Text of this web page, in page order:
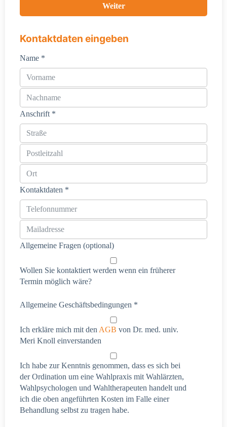
Weiter
Kontaktdaten eingeben
Name *
Anschrift *
Kontaktdaten *
Allgemeine Fragen (optional)
Wollen Sie kontaktiert werden wenn ein früherer
Termin möglich wäre?
Allgemeine Geschäftsbedingungen *
Ich erkläre mich mit den AGB von Dr. med. univ.
Meri Knoll einverstanden
Ich habe zur Kenntnis genommen, dass es sich bei
der Ordination um eine Wahlpraxis mit Wahlärzten,
Wahlpsychologen und Wahltherapeuten handelt und
ich die oben angeführten Kosten im Falle einer
Behandlung selbst zu tragen habe.